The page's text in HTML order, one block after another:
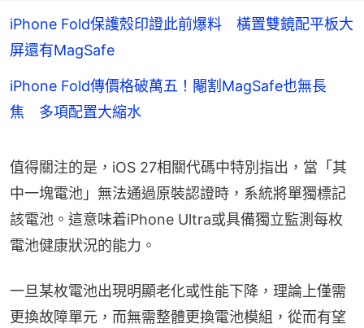
iPhone Fold保護殼印證此前爆料 橫置雙鏡配平板大
屏還有MagSafe
iPhone Fold傳價格破萬五！閹割MagSafe也無長
焦 多項配置大縮水
值得關注的是，iOS 27相關代碼中特別指出，當「其
中一塊電池」無法通過原裝認證時，系統將單獨標記
該電池。這意味着iPhone Ultra或具備獨立監測每枚
電池健康狀況的能力。
一旦某枚電池出現明顯老化或性能下降，理論上僅需
更換故障單元，而無需整體更換電池模組，從而有望